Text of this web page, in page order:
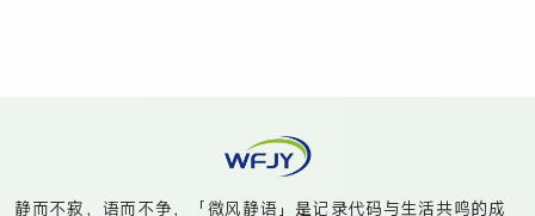
静而不寂，语而不争，「微风静语」是记录代码与生活共鸣的成